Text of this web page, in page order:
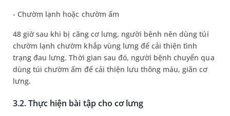
- Chườm lạnh hoặc chườm ấm
48 giờ sau khi bị căng cơ lưng, người bệnh nên dùng túi
chườm lạnh chườm khắp vùng lưng để cải thiện tình
trạng đau lưng. Thời gian sau đó, người bệnh chuyển qua
dùng túi chườm ấm để cải thiện lưu thông máu, giãn cơ
lưng.
3.2. Thực hiện bài tập cho cơ lưng